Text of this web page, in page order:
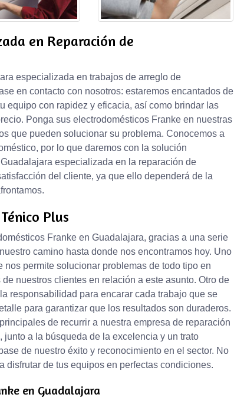
en Reparación de
especializada en trabajos de arreglo de
en contacto con nosotros: estaremos encantados de
equipo con rapidez y eficacia, así como brindar las
Ponga sus electrodomésticos Franke en nuestras
que pueden solucionar su problema. Conocemos a
por lo que daremos con la solución
especializada en la reparación de
del cliente, ya que ello dependerá de la
Plus
Franke en Guadalajara, gracias a una serie
camino hasta donde nos encontramos hoy. Uno
permite solucionar problemas de todo tipo en
nuestros clientes en relación a este asunto. Otro de
responsabilidad para encarar cada trabajo que se
para garantizar que los resultados son duraderos.
de recurrir a nuestra empresa de reparación
a la búsqueda de la excelencia y un trato
de nuestro éxito y reconocimiento en el sector. No
disfrutar de tus equipos en perfectas condiciones.
en Guadalajara